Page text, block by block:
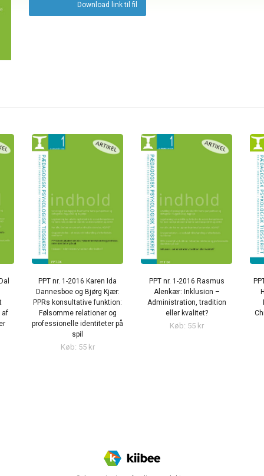
Download link til fil
af
PPT nr. 1-2016 Karen Ida
Dannesboe og Bjørg Kjær:
PPRs konsultative funktion:
Følsomme relationer og
professionelle identiteter på
spil
Køb: 55 kr
PPT nr. 1-2016 Rasmus
Alenkær: Inklusion –
Administration, tradition
eller kvalitet?
Køb: 55 kr